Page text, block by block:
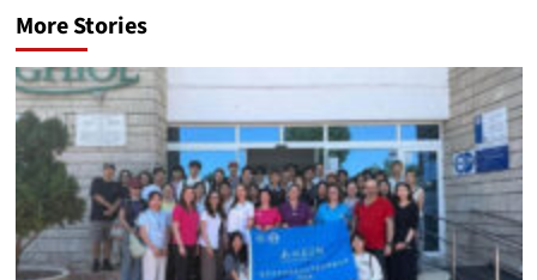
More Stories